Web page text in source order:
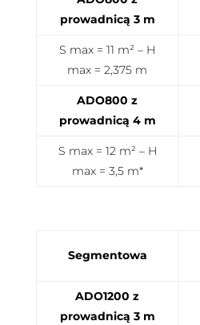
prowadnicą 3 m
S max = 11 m² – H
max = 2,375 m
ADO800 z
prowadnicą 4 m
S max = 12 m² – H
max = 3,5 m*
Segmentowa
ADO1200 z
prowadnicą 3 m